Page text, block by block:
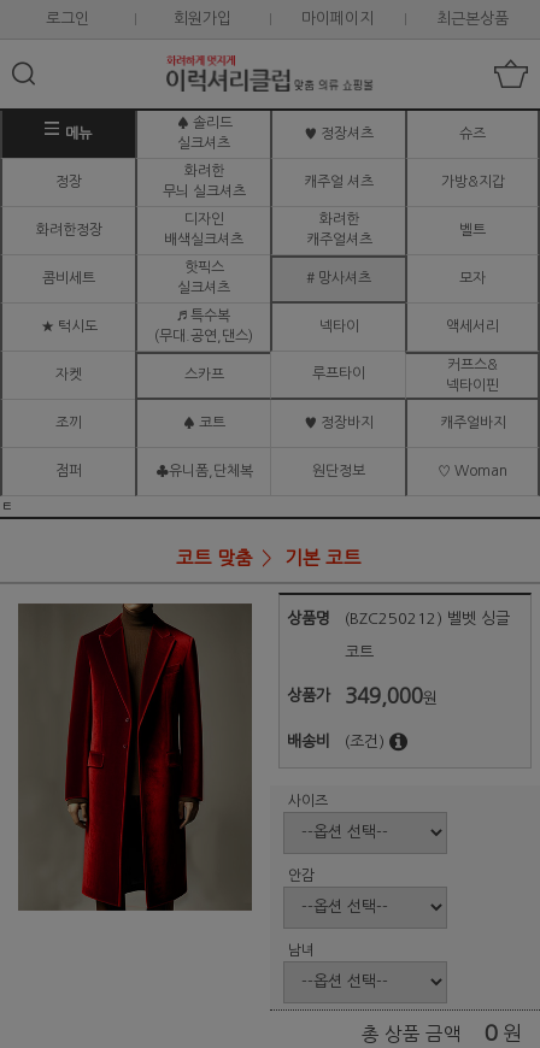
로그인 회원가입 마이페이지 최근본상품
메뉴
♠ 솔리드
실크셔츠
♥ 정장셔츠 슈즈
정장
화려한
무늬 실크셔츠
캐주얼 셔츠 가방&지갑
화려한정장
디자인
배색실크셔츠
화려한
캐주얼셔츠
벨트
콤비세트
핫픽스
실크셔츠
# 망사셔츠 모자
★ 턱시도
♬ 특수복
(무대.공연,댄스)
넥타이 액세서리
자켓 스카프 루프타이
커프스&
넥타이핀
조끼 ♠ 코트 ♥ 정장바지 캐주얼바지
점퍼 ♣유니폼,단체복 원단정보 ♡ Woman
ㅌ
코트 맞춤 기본 코트
상품명 (BZC250212) 벨벳 싱글
코트
상품가 349,000원
배송비 (조건)
사이즈
안감
남녀
총 상품 금액 0 원